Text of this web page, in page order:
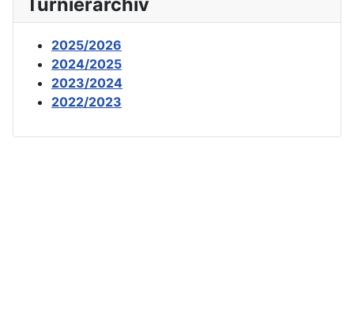
2025/2026
2024/2025
2023/2024
2022/2023